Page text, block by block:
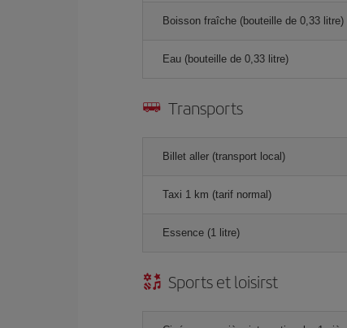
Boisson fraîche (bouteille de 0,33 litre)
Eau (bouteille de 0,33 litre)
Transports
Billet aller (transport local)
Taxi 1 km (tarif normal)
Essence (1 litre)
Sports et loisirst